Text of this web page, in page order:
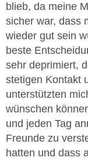
blieb, da meine
sicher war, dass
wieder gut sein
beste
sehr deprimiert,
stetigen Kontakt
unterstützten
wünschen
und jeden Tag
Freunde zu
hatten und dass